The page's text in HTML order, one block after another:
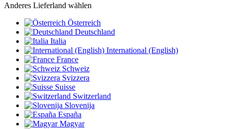
Anderes Lieferland wählen
Österreich
Deutschland
Italia
International (English)
France
Schweiz
Svizzera
Suisse
Switzerland
Slovenija
España
Magyar